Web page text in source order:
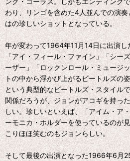
わり、リンゴを含めた4人並んでの演
はの珍しいショットとなっている。
年が変わって1964年11月14日に出演
「アイ・フィール・ファイン」「シー
ーザー」「ロックンロール・ミュージ
トの中から浮かび上がるビートルズの
という典型的なビートルズ・スタイル
関係だろうが、ジョンがアコギを持っ
しい。珍しいといえば、「アイム・ア
ーモニカ・ホルダーを使っているのが
こりほほ笑むのもジョンらしい。
そして最後の出演となった1966年6月